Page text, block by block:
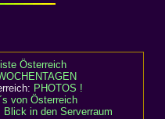
Österreich
PHOTOS !
von Österreich
Blick in den Serverraum